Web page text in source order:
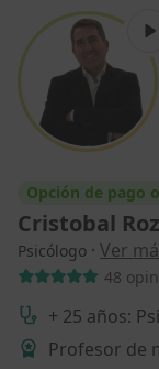
Opción de pago
Cristobal
Psicólogo · Ver
48
+ 25 años:
Profesor de